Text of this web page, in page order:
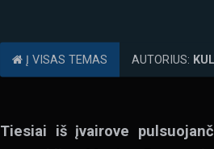
Į VISAS TEMAS AUTORIUS:
Tiesiai iš įvairove